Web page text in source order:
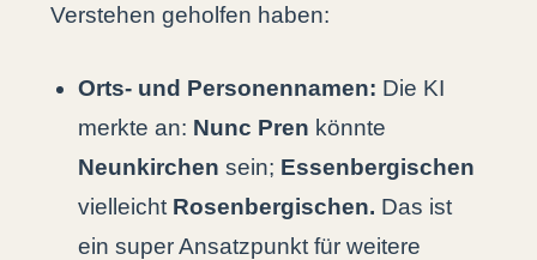
Verstehen geholfen haben:
Orts- und Personennamen: Die KI
merkte an: Nunc Pren könnte
Neunkirchen sein; Essenbergischen
vielleicht Rosenbergischen. Das ist
ein super Ansatzpunkt für weitere